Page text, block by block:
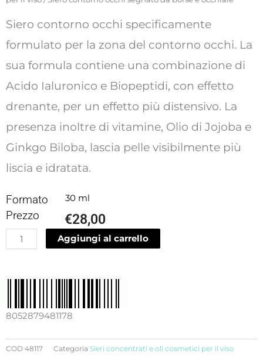
Siero contorno occhi specificamente
formulato per la zona del contorno occhi. La
sua formula contiene una combinazione di
Acido Ialuronico e Biopeptidi, con effetto
drenante, per un effetto più distensivo. La
presenza inoltre di vitamine, Olio di Jojoba e
Ginkgo Biloba, lascia pelle visibilmente più
liscia e idratata.
Formato 30 ml
Prezzo €28,00
Siero
contorno
borse
occhiaie
Aggiungi al carrello
8052879481178
COD 48117 Categoria Sieri concentrati e oli cosmetici per il viso